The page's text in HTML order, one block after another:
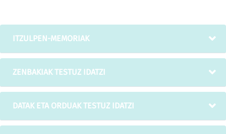
ITZULPEN-MEMORIAK
ZENBAKIAK TESTUZ IDATZI
DATAK ETA ORDUAK TESTUZ IDATZI